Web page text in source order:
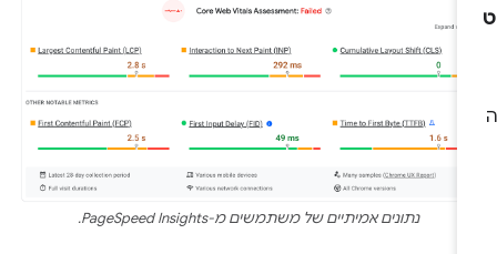
נתונים אמיתיים של משתמשים מ-PageSpeed Insights.